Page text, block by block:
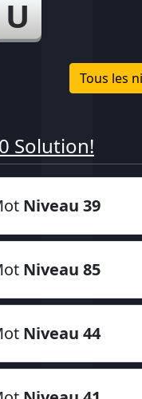
U
Tous les
Solution!
Niveau 39
Niveau 85
Niveau 44